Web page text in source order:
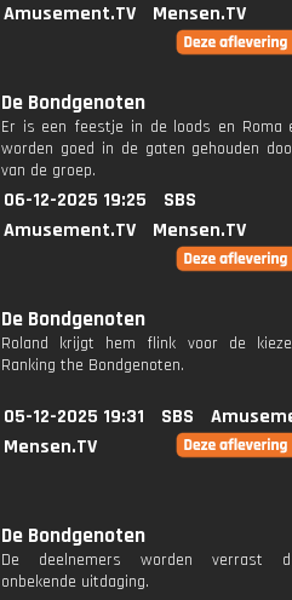
Amusement.TV
Mensen.TV
De Bondgenoten
Er is een feestje in de loods en Roma
worden goed in de gaten gehouden
van de groep.
06-12-2025 19:25
SBS
Amusement.TV
Mensen.TV
De Bondgenoten
Roland krijgt hem flink voor de
Ranking the Bondgenoten.
05-12-2025 19:31 SBS
Mensen.TV
De Bondgenoten
De deelnemers worden verrast
onbekende uitdaging.